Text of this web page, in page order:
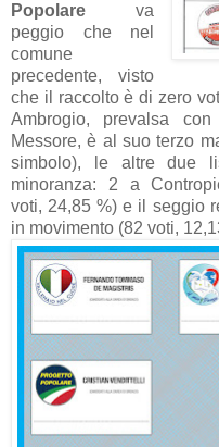
Popolare va
peggio che nel
comune
precedente, visto
che il raccolto è di zero
Ambrogio, prevalsa
Messore, è al suo terzo
simbolo), le altre due
minoranza: 2 a
voti, 24,85 %) e il seggio
in movimento (82 voti,